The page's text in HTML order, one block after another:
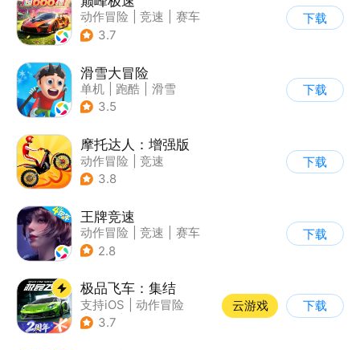
动作冒险 竞速
赛车
| 漂移
3.7
下载
滑雪大冒险
单机 跑酷
滑雪
| 游道易
3.5
下载
摩托达人：增强版
动作冒险
竞速
| 摩托车
3.8
下载
王牌竞速
动作冒险 竞速
赛车
| 漂移
2.8
下载
极品飞车：集结
支持iOS
动作冒险
| 竞速
3.7
云游戏 下载